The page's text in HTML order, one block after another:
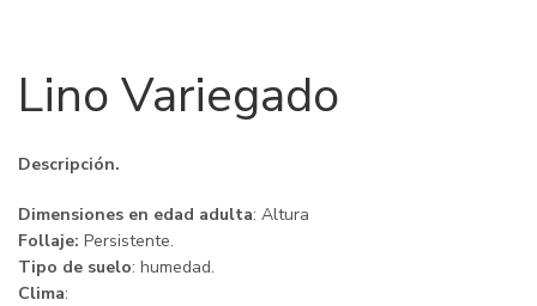
Lino Variegado
Descripción.
Dimensiones en edad adulta: Altura
Follaje: Persistente.
Tipo de suelo: humedad.
Clima: